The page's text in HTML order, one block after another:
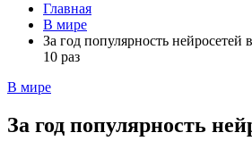
Главная
В мире
За год популярность нейросетей
10 раз
В мире
За год популярность